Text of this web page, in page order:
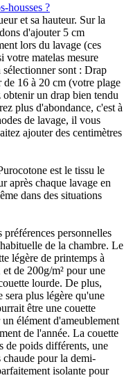
housses ?
et sa hauteur. Sur la
d'ajouter 5 cm
lors du lavage (ces
votre matelas mesure
sélectionner sont : Drap
16 à 20 cm (votre plage
un drap bien tendu
plus d'abondance, c'est à
de lavage, il vous
ajouter des centimètres
est le tissu le
après chaque lavage en
dans des situations
personnelles
de la chambre. Le
légère de printemps à
de 200g/m² pour une
lourde. De plus,
sera plus légère qu'une
être une couette
élément d'ameublement
de l'année. La couette
de poids différents, une
chaude pour la demi-
isolante pour